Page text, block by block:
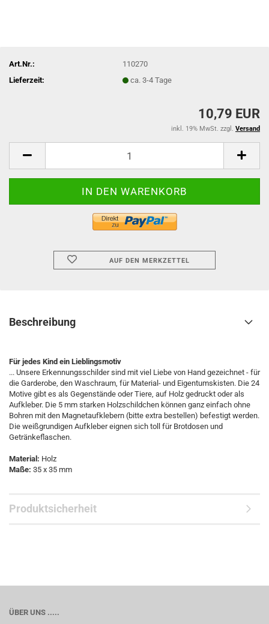
Art.Nr.:
110270
Lieferzeit:
ca. 3-4 Tage
10,79 EUR
inkl. 19% MwSt. zzgl. Versand
AUF DEN MERKZETTEL
Beschreibung
Für jedes Kind ein Lieblingsmotiv
... Unsere Erkennungsschilder sind mit viel Liebe von Hand gezeichnet - für
die Garderobe, den Waschraum, für Material- und Eigentumskisten. Die 24
Motive gibt es als Gegenstände oder Tiere, auf Holz gedruckt oder als
Aufkleber. Die 5 mm starken Holzschildchen können ganz einfach ohne
Bohren mit den Magnetaufklebern (bitte extra bestellen) befestigt werden.
Die weißgrundigen Aufkleber eignen sich toll für Brotdosen und
Getränkeflaschen.
Material: Holz
Maße: 35 x 35 mm
Produktsicherheit
ÜBER UNS .....